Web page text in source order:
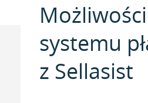
systemu
z Sellasist